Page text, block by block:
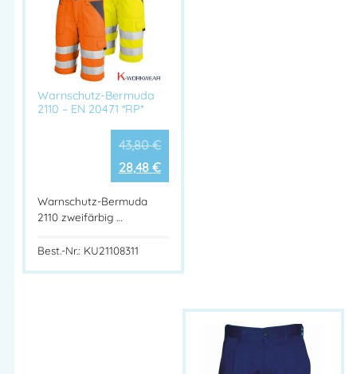
Warnschutz-Bermuda
2110 – EN 20471 *RP*
43,80€
28,48 €
Warnschutz-Bermuda
2110 zweifärbig …
Best.-Nr.: KU21108311